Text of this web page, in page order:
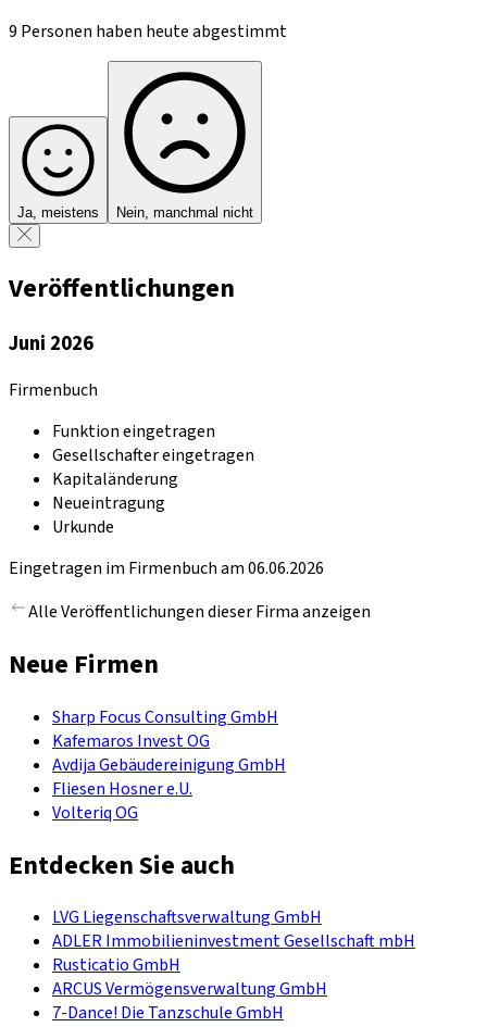
9 Personen haben heute abgestimmt
Ja, meistens Nein, manchmal nicht
Veröffentlichungen
Juni 2026
Firmenbuch
Funktion eingetragen
Gesellschafter eingetragen
Kapitaländerung
Neueintragung
Urkunde
Eingetragen im Firmenbuch am 06.06.2026
Alle Veröffentlichungen dieser Firma anzeigen
Neue Firmen
Sharp Focus Consulting GmbH
Kafemaros Invest OG
Avdija Gebäudereinigung GmbH
Fliesen Hosner e.U.
Volteriq OG
Entdecken Sie auch
LVG Liegenschaftsverwaltung GmbH
ADLER Immobilieninvestment Gesellschaft mbH
Rusticatio GmbH
ARCUS Vermögensverwaltung GmbH
7-Dance! Die Tanzschule GmbH